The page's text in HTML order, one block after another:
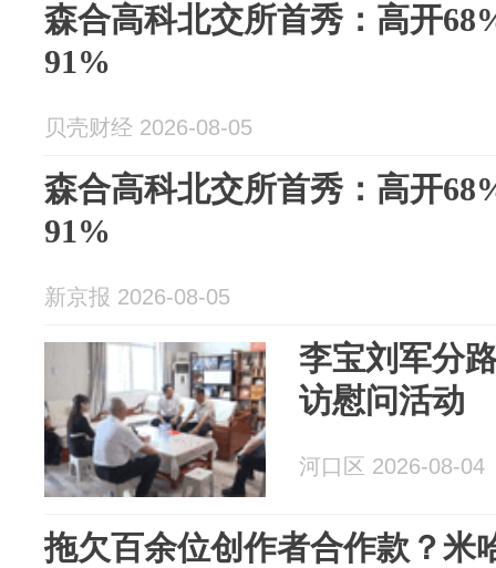
森合高科北交所首秀：高开
91%
贝壳财经 2026-08-05
森合高科北交所首秀：高开
91%
新京报 2026-08-05
李宝刘军分
访慰问活动
河口区 2026-08-04
拖欠百余位创作者合作款？米